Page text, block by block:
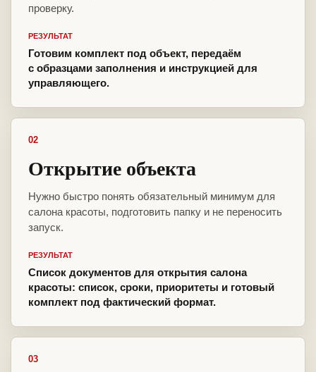
проверку.
РЕЗУЛЬТАТ
Готовим комплект под объект, передаём
с образцами заполнения и инструкцией для
управляющего.
02
Открытие объекта
Нужно быстро понять обязательный минимум для
салона красоты, подготовить папку и не переносить
запуск.
РЕЗУЛЬТАТ
Список документов для открытия салона
красоты: список, сроки, приоритеты и готовый
комплект под фактический формат.
03